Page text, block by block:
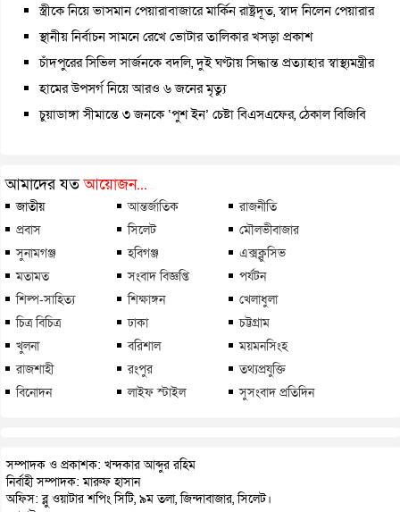
স্ত্রীকে নিয়ে ভাসমান পেয়ারাবাজারে মার্কিন রাষ্ট্রদূত, স্বাদ নিলেন পেয়ারার
স্থানীয় নির্বাচন সামনে রেখে ভোটার তালিকার খসড়া প্রকাশ
চাঁদপুরের সিভিল সার্জনকে বদলি, দুই ঘণ্টায় সিদ্ধান্ত প্রত্যাহার স্বাস্থ্যমন্ত্রীর
হামের উপসর্গ নিয়ে আরও ৬ জনের মৃত্যু
চুয়াডাঙ্গা সীমান্তে ৩ জনকে ‘পুশ ইন’ চেষ্টা বিএসএফের, ঠেকাল বিজিবি
আমাদের যতআয়োজন...
জাতীয় আন্তর্জাতিক
রাজনীতি
প্রবাস
সিলেট
মৌলভীবাজার
সুনামগঞ্জ
হবিগঞ্জ
এক্সক্লুসিভ
মতামত
সংবাদ বিজ্ঞপ্তি
পর্যটন
শিল্প-সাহিত্য
শিক্ষাঙ্গন
খেলাধুলা
চিত্র বিচিত্র
ঢাকা
চট্টগ্রাম
খুলনা
বরিশাল
ময়মনসিংহ
রাজশাহী
রংপুর
তথ্যপ্রযুক্তি
বিনোদন
লাইফ স্টাইল সুসংবাদ প্রতিদিন
সম্পাদক ও প্রকাশক: খন্দকার আব্দুর রহিম
নির্বাহী সম্পাদক: মারুফ হাসান
অফিস: ব্লু ওয়াটার শপিং সিটি, ৯ম তলা, জিন্দাবাজার, সিলেট।